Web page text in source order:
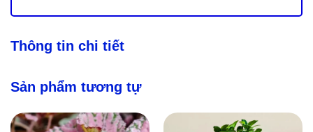
Thông tin chi tiết
Sản phẩm tương tự